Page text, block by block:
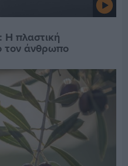
πλαστική
τον άνθρωπο